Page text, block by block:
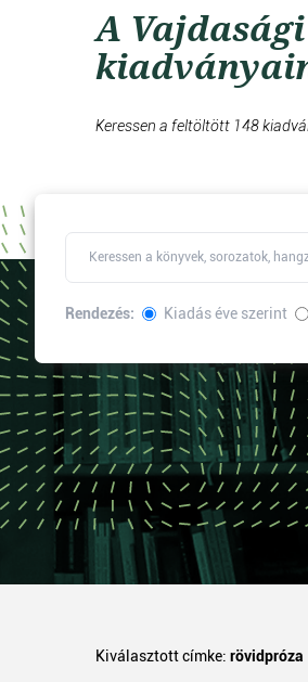
A
Keressen a feltöltött 148
Rendezés: Kiadás éve szerint
Kiválasztott címke: rövidpróza